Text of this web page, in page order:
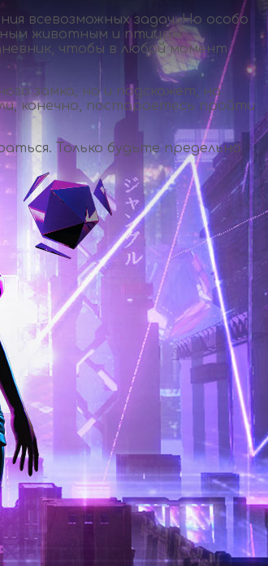
всевозможных задач. Но особо
животным и птицам
чтобы в любой момент
замка, но и подскажет, на
конечно, постараетесь пройти
Только будьте предельно